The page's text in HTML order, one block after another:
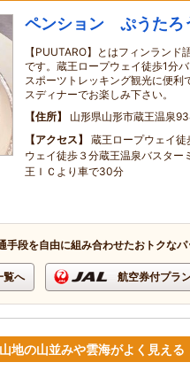
ペンション ぷうたろ
【PUUTARO】とはフィンラン
です。蔵王ロープウェイ徒歩1分
スポーツトレッキング観光に便利
スディナーでお楽しみ下さい。
住所
山形県山形市蔵王温泉
アクセス
蔵王ロープウェイ
ウェイ徒歩３分蔵王温泉バスター
王ＩＣより車で30分
手段を自由に組み合わせたおトクな
覧へ 航空券付プラ
地の山並みや雲海がよく見える